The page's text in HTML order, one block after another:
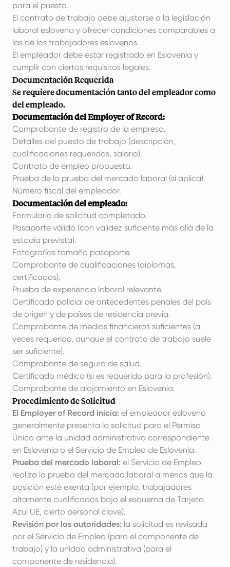
para el puesto.
El contrato de trabajo debe ajustarse a la legislación
laboral eslovena y ofrecer condiciones comparables a
las de los trabajadores eslovenos.
El empleador debe estar registrado en Eslovenia y
cumplir con ciertos requisitos legales.
Documentación Requerida
Se requiere documentación tanto del empleador como
del empleado.
Documentación del Employer of Record:
Comprobante de registro de la empresa.
Detalles del puesto de trabajo (descripción,
cualificaciones requeridas, salario).
Contrato de empleo propuesto.
Prueba de la prueba del mercado laboral (si aplica).
Número fiscal del empleador.
Documentación del empleado:
Formulario de solicitud completado.
Pasaporte válido (con validez suficiente más allá de la
estadía prevista).
Fotografías tamaño pasaporte.
Comprobante de cualificaciones (diplomas,
certificados).
Prueba de experiencia laboral relevante.
Certificado policial de antecedentes penales del país
de origen y de países de residencia previa.
Comprobante de medios financieros suficientes (a
veces requerido, aunque el contrato de trabajo suele
ser suficiente).
Comprobante de seguro de salud.
Certificado médico (si es requerido para la profesión).
Comprobante de alojamiento en Eslovenia.
Procedimiento de Solicitud
El Employer of Record inicia: el empleador esloveno
generalmente presenta la solicitud para el Permiso
Único ante la unidad administrativa correspondiente
en Eslovenia o el Servicio de Empleo de Eslovenia.
Prueba del mercado laboral: el Servicio de Empleo
realiza la prueba del mercado laboral a menos que la
posición esté exenta (por ejemplo, trabajadores
altamente cualificados bajo el esquema de Tarjeta
Azul UE, cierto personal clave).
Revisión por las autoridades: la solicitud es revisada
por el Servicio de Empleo (para el componente de
trabajo) y la unidad administrativa (para el
componente de residencia).